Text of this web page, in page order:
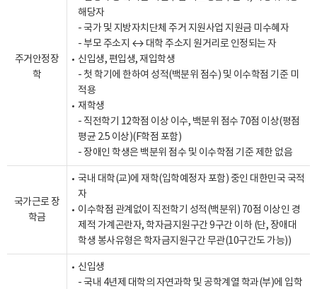
주거안정장
학
해당자
- 국가 및 지방자치단체 주거 지원사업 지원금 미수혜자
- 부모 주소지 ↔ 대학 주소지 원거리로 인정되는 자
신입생, 편입생, 재입학생
- 첫 학기에 한하여 성적(백분위 점수) 및 이수학점 기준 미
적용
재학생
- 직전학기 12학점 이상 이수, 백분위 점수 70점 이상(평점
평균 2.5 이상)(F학점 포함)
- 장애인 학생은 백분위 점수 및 이수학점 기준 제한 없음
국가근로 장
학금
국내 대학(교)에 재학(입학예정자 포함) 중인 대한민국 국적
자
이수학점 관계없이 직전학기 성적(백분위) 70점 이상인 경
제적 가계곤란자, 학자금지원구간 9구간 이하 (단, 장애대
학생 봉사유형은 학자금지원구간 무관(10구간도 가능))
신입생
- 국내 4년제 대학의 자연과학 및 공학계열 학과(부)에 입학